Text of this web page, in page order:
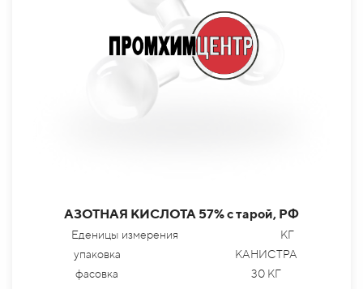
АЗОТНАЯ КИСЛОТА 57% с тарой, РФ
Еденицы измерения
КГ
упаковка
КАНИСТРА
фасовка
30 КГ